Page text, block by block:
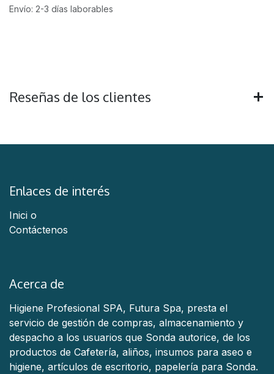
Envío: 2-3 días laborables
Reseñas de los clientes
Enlaces de interés
Inici o
Contáctenos
Acerca de
Higiene Profesional SPA, Futura Spa, presta el
servicio de gestión de compras, almacenamiento y
despacho a los usuarios que Sonda autorice, de los
productos de Cafetería, aliños, insumos para aseo e
higiene, artículos de escritorio, papelería para Sonda.